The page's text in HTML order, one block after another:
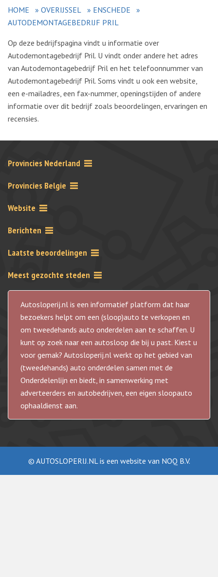
HOME » OVERIJSSEL » ENSCHEDE
»
AUTODEMONTAGEBEDRIJF PRIL
Op deze bedrijfspagina vindt u informatie over
Autodemontagebedrijf Pril. U vindt onder andere het adres
van Autodemontagebedrijf Pril en het telefoonnummer van
Autodemontagebedrijf Pril. Soms vindt u ook een website,
een e-mailadres, een fax-nummer, openingstijden of andere
informatie over dit bedrijf zoals beoordelingen, ervaringen en
recensies.
Provincies Nederland
Provincies Belgie
Website
Berichten
Laatste beoordelingen
Meest gezochte steden
Autosloperij.nl is een informatief platform dat haar
bezoekers helpt om een (sloop)auto te verkopen en
om tweedehands auto onderdelen aan te schaffen. U
kunt op zoek naar een autosloop die bij u past. Kiest u
voor gemak? Autosloperij.nl werkt op het gebied van
(tweedehands) auto onderdelen samen met de
Onderdelenlijn en biedt, in samenwerking met
adverteerders en autobedrijven, een eigen sloopauto
ophaaldienst aan.
© AUTOSLOPERIJ.NL is een website van NOQ B.V.